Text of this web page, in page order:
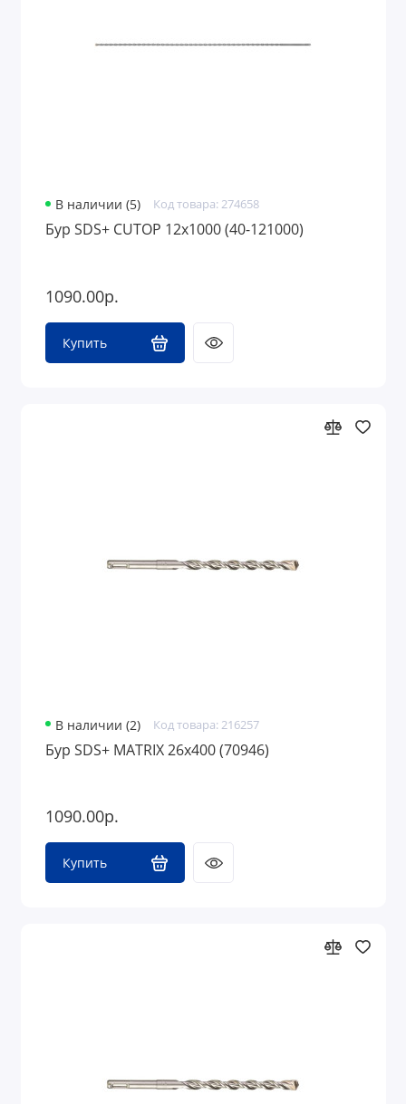
В наличии (5) Код товара: 274658
Бур SDS+ CUTOP 12х1000 (40-121000)
1090.00р.
Купить
В наличии (2) Код товара: 216257
Бур SDS+ MATRIX 26х400 (70946)
1090.00р.
Купить